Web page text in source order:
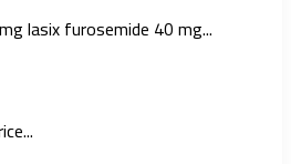
lasix furosemide 40 mg...